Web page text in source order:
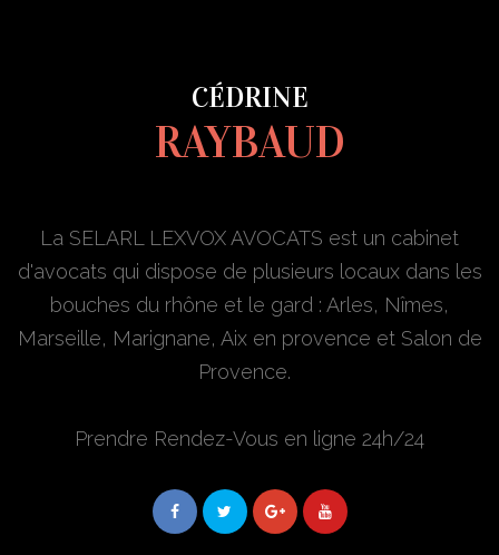
CÉDRINE
RAYBAUD
La SELARL LEXVOX AVOCATS est un cabinet
d'avocats qui dispose de plusieurs locaux dans les
bouches du rhône et le gard : Arles, Nîmes,
Marseille, Marignane, Aix en provence et Salon de
Provence.
Prendre Rendez-Vous en ligne 24h/24